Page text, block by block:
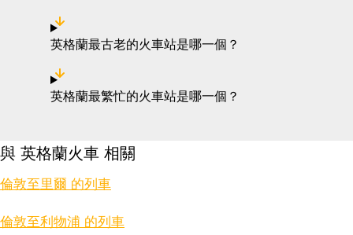
英格蘭最古老的火車站是哪一個？
英格蘭最繁忙的火車站是哪一個？
與 英格蘭火車 相關
倫敦至里爾 的列車
倫敦至利物浦 的列車